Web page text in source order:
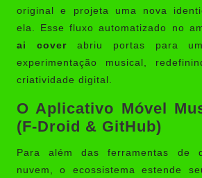
original e projeta uma nova
ela. Esse fluxo automatizado no
ai coverabriu portas para
experimentação musical,
criatividade digital.
O Aplicativo Móvel
(F-Droid & GitHub)
Para além das ferramentas de
nuvem, o ecossistema estende